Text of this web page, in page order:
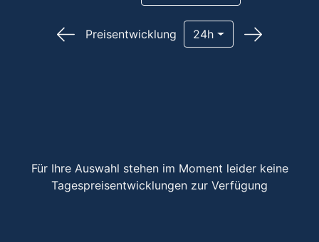
Preisentwicklung 24h
Für Ihre Auswahl stehen im Moment leider keine
Tagespreisentwicklungen zur Verfügung